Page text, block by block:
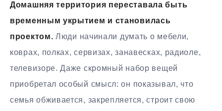
Домашняя территория переставала быть
временным укрытием и становилась
проектом. Люди начинали думать о мебели,
коврах, полках, сервизах, занавесках, радиоле,
телевизоре. Даже скромный набор вещей
приобретал особый смысл: он показывал, что
семья обживается, закрепляется, строит свою